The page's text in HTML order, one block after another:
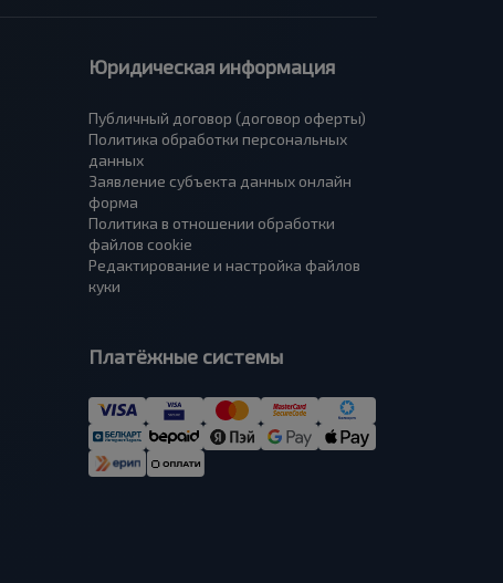
Юридическая информация
Публичный договор (договор оферты)
Политика обработки персональных
данных
Заявление субъекта данных онлайн
форма
Политика в отношении обработки
файлов cookie
Редактирование и настройка файлов
куки
Платёжные системы